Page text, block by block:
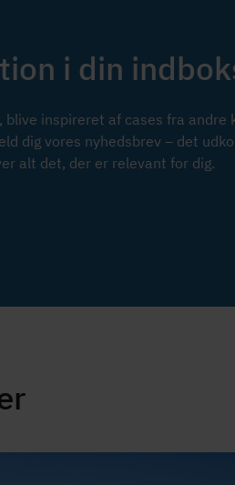
i din
inspireret af cases fra andre
dig vores nyhedsbrev – det
alt det, der er relevant for dig.